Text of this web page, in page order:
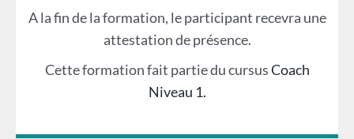
A la fin de la formation, le participant recevra une
attestation de présence.
Cette formation fait partie du cursusCoach
Niveau 1.